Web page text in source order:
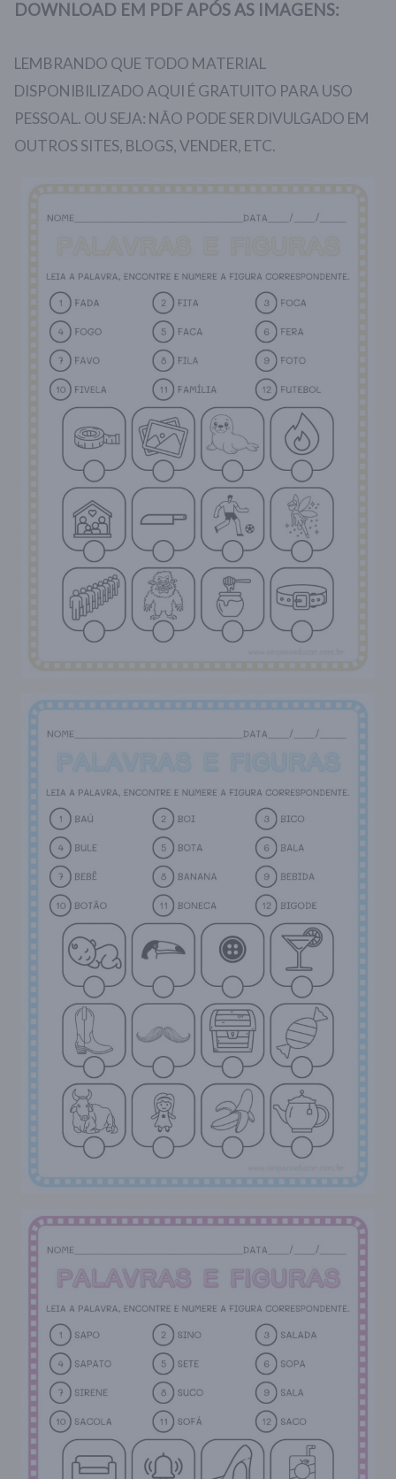
DOWNLOAD EM PDF APÓS AS IMAGENS:
LEMBRANDO QUE TODO MATERIAL
DISPONIBILIZADO AQUI É GRATUITO PARA USO
PESSOAL. OU SEJA: NÃO PODE SER DIVULGADO EM
OUTROS SITES, BLOGS, VENDER, ETC.